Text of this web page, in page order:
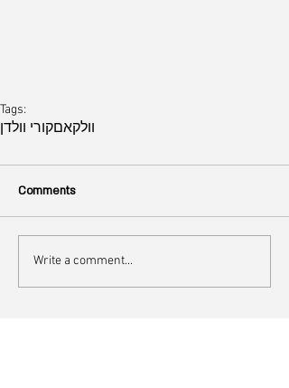
Tags:
קורי וולדןוולקאם
Comments
Write a comment...